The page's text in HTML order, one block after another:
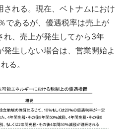
れる。現在、ベトナムにおけ
であるが、優遇税率は売上が
れ、売上が発生してから3年
生しない場合は、営業開始よ
る。